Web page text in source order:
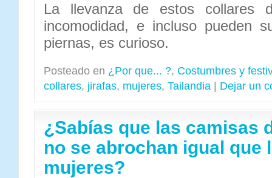
La llevanza de estos collares
incomodidad, e incluso pueden
piernas, es curioso.
Posteado en ¿Por que... ?, Costumbres y
collares, jirafas, mujeres, Tailandia Dejar un
¿Sabías que las camisas
no se abrochan igual que
mujeres?